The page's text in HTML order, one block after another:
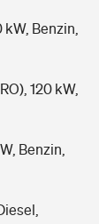
Benzin,
120 kW,
Benzin,